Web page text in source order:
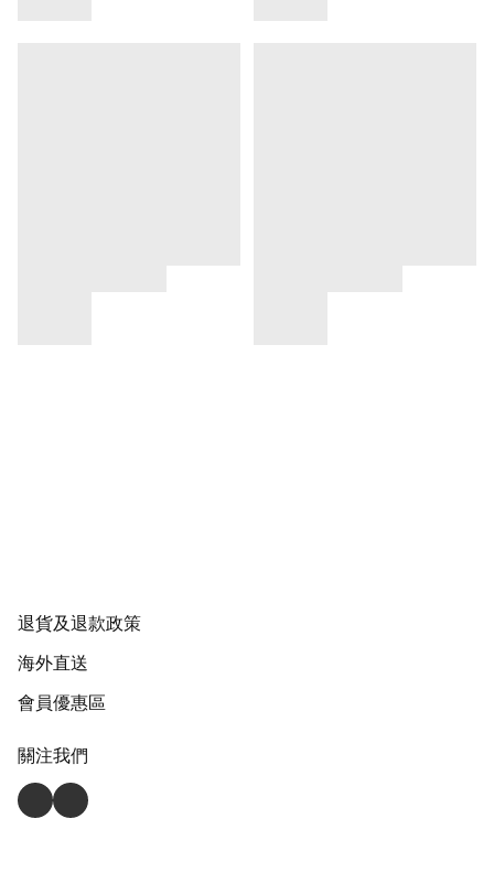
退貨及退款政策
海外直送
會員優惠區
關注我們